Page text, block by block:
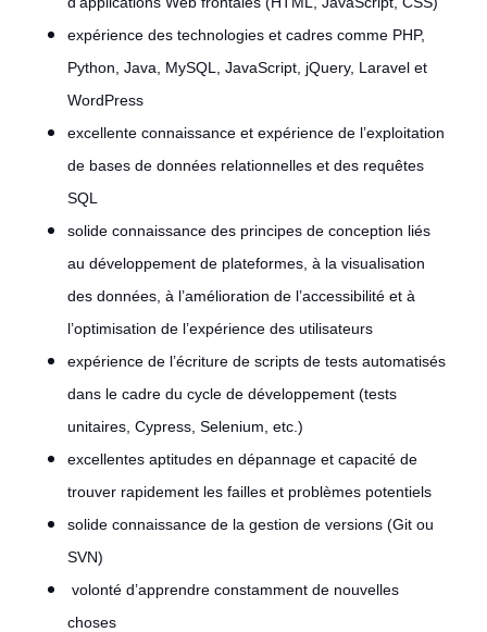
expérience des technologies et cadres comme PHP,
Python, Java, MySQL, JavaScript, jQuery, Laravel et
WordPress
excellente connaissance et expérience de l’exploitation
de bases de données relationnelles et des requêtes
SQL
solide connaissance des principes de conception liés
au développement de plateformes, à la visualisation
des données, à l’amélioration de l’accessibilité et à
l’optimisation de l’expérience des utilisateurs
expérience de l’écriture de scripts de tests automatisés
dans le cadre du cycle de développement (tests
unitaires, Cypress, Selenium, etc.)
excellentes aptitudes en dépannage et capacité de
trouver rapidement les failles et problèmes potentiels
solide connaissance de la gestion de versions (Git ou
SVN)
volonté d’apprendre constamment de nouvelles
choses